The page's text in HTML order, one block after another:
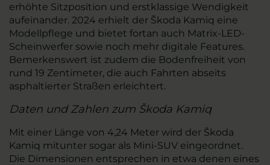
erhöhte Sitzposition und erstklassige Wendigkeit
aufeinander. 2024 erhielt der Škoda Kamiq eine
Modellpflege und bietet fortan auch Matrix-LED-
Scheinwerfer sowie noch mehr digitale Features.
Bemerkenswert ist zudem die Bodenfreiheit von
rund 19 Zentimeter, die auch Fahrten abseits
asphaltierter Straßen erleichtert.
Daten und Zahlen zum Škoda Kamiq
Mit einer Länge von 4,24 Meter wird der Škoda
Kamiq mitunter sogar als Mini-SUV eingeordnet.
Die Dimensionen entsprechen in etwa denen eines